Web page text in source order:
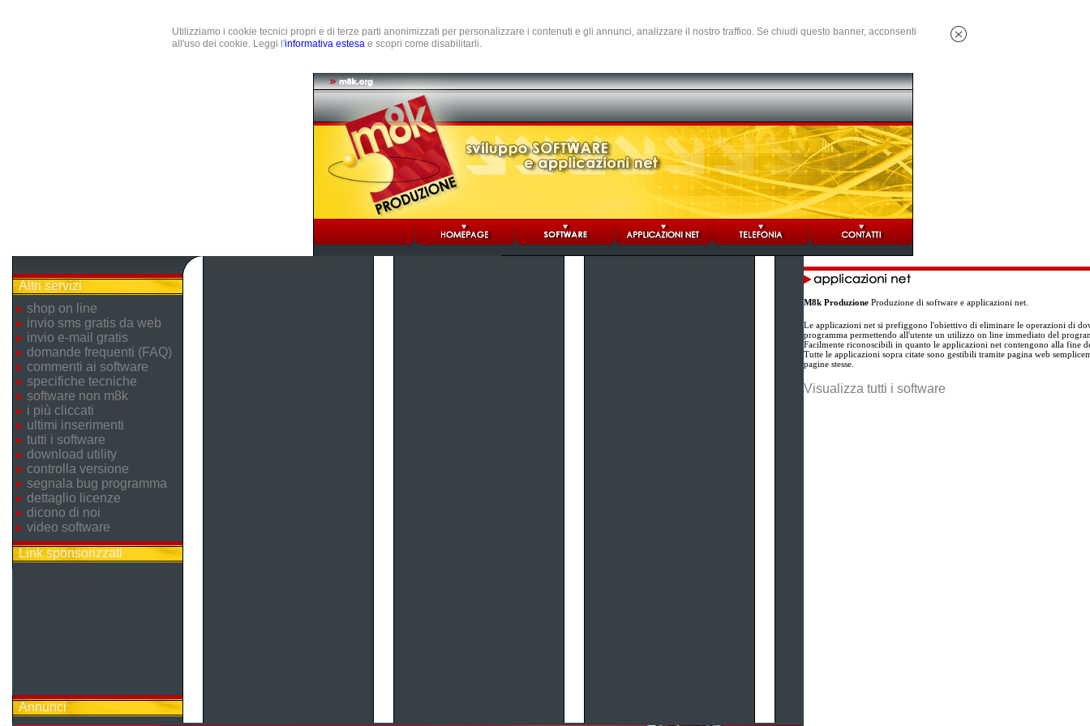
Utilizziamo i cookie tecnici propri e di terze parti anonimizzati per personalizzare i contenuti e gli annunci, analizzare il nostro traffico. Se chiudi questo banner, acconsenti
all'uso dei cookie. Leggi l'informativa estesa e scopri come disabilitarli.
Altri servizi
shop on line
invio sms gratis da web
invio e-mail gratis
domande frequenti (FAQ)
commenti ai software
specifiche tecniche
software non m8k
i più cliccati
ultimi inserimenti
tutti i software
download utility
controlla versione
segnala bug programma
dettaglio licenze
dicono di noi
video software
Link sponsorizzati
Annunci
M8k Produzione Produzione di software e applicazioni net.
Le applicazioni net si prefiggono l'obiettivo di eliminare le operazioni di
programma permettendo all'utente un utilizzo on line immediato del
Facilmente riconoscibili in quanto le applicazioni net contengono alla fine
Tutte le applicazioni sopra citate sono gestibili tramite pagina web
pagine stesse.
Visualizza tutti i software